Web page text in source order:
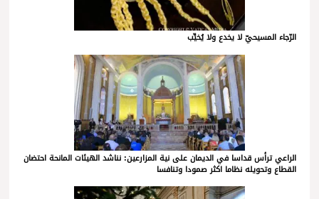
الرّجاء المسيحيّ لا يخدع ولا يُخيِّب
الراعي ترأس قداسا في الديمان على نية المزارعين: نناشد الهيئات المانحة احتضان
القطاع وتحويله نظاما اكثر صمودا وتنافسا